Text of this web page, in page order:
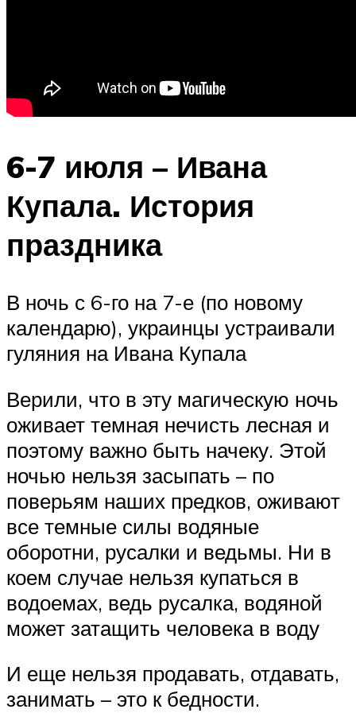
6-7 июля – Ивана
Купала. История
праздника
В ночь с 6-го на 7-е (по новому
календарю), украинцы устраивали
гуляния на Ивана Купала
Верили, что в эту магическую ночь
оживает темная нечисть лесная и
поэтому важно быть начеку. Этой
ночью нельзя засыпать – по
поверьям наших предков, оживают
все темные силы водяные
оборотни, русалки и ведьмы. Ни в
коем случае нельзя купаться в
водоемах, ведь русалка, водяной
может затащить человека в воду
И еще нельзя продавать, отдавать,
занимать – это к бедности.